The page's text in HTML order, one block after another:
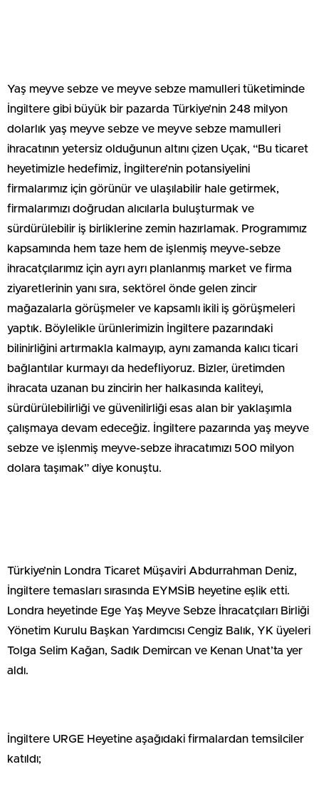
Yaş meyve sebze ve meyve sebze mamulleri tüketiminde
İngiltere gibi büyük bir pazarda Türkiye’nin 248 milyon
dolarlık yaş meyve sebze ve meyve sebze mamulleri
ihracatının yetersiz olduğunun altını çizen Uçak, “Bu ticaret
heyetimizle hedefimiz, İngiltere’nin potansiyelini
firmalarımız için görünür ve ulaşılabilir hale getirmek,
firmalarımızı doğrudan alıcılarla buluşturmak ve
sürdürülebilir iş birliklerine zemin hazırlamak. Programımız
kapsamında hem taze hem de işlenmiş meyve-sebze
ihracatçılarımız için ayrı ayrı planlanmış market ve firma
ziyaretlerinin yanı sıra, sektörel önde gelen zincir
mağazalarla görüşmeler ve kapsamlı ikili iş görüşmeleri
yaptık. Böylelikle ürünlerimizin İngiltere pazarındaki
bilinirliğini artırmakla kalmayıp, aynı zamanda kalıcı ticari
bağlantılar kurmayı da hedefliyoruz. Bizler, üretimden
ihracata uzanan bu zincirin her halkasında kaliteyi,
sürdürülebilirliği ve güvenilirliği esas alan bir yaklaşımla
çalışmaya devam edeceğiz. İngiltere pazarında yaş meyve
sebze ve işlenmiş meyve-sebze ihracatımızı 500 milyon
dolara taşımak” diye konuştu.
Türkiye’nin Londra Ticaret Müşaviri Abdurrahman Deniz,
İngiltere temasları sırasında EYMSİB heyetine eşlik etti.
Londra heyetinde Ege Yaş Meyve Sebze İhracatçıları Birliği
Yönetim Kurulu Başkan Yardımcısı Cengiz Balık, YK üyeleri
Tolga Selim Kağan, Sadık Demircan ve Kenan Unat’ta yer
aldı.
İngiltere URGE Heyetine aşağıdaki firmalardan temsilciler
katıldı;